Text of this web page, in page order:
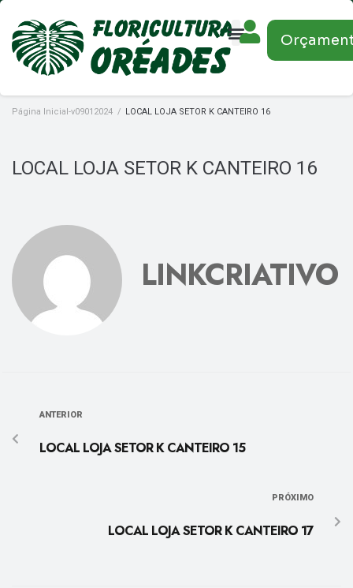
Página Inicial-v09012024 / LOCAL LOJA SETOR K CANTEIRO 16
LOCAL LOJA SETOR K CANTEIRO 16
LINKCRIATIVO
ANTERIOR
LOCAL LOJA SETOR K CANTEIRO 15
PRÓXIMO
LOCAL LOJA SETOR K CANTEIRO 17